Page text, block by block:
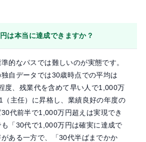
は本当に達成できますか？
的なパスでは難しいのが実態です。
自データでは30歳時点での平均は
度、残業代を含めて早い人で1,000万
（主任）に昇格し、業績良好の年度の
代前半で1,000万円超えは実現でき
も「30代で1,000万円は確実に達成で
ある一方で、「30代半ばまでかか